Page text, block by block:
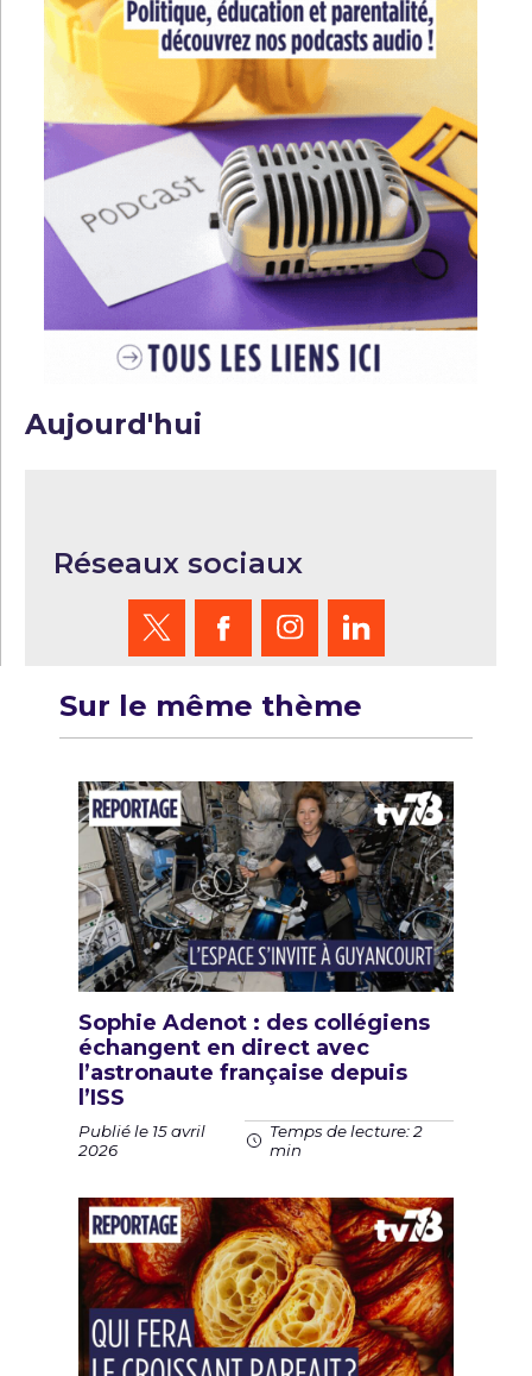
Aujourd'hui
Réseaux sociaux
Sur le même thème
Sophie Adenot : des collégiens
échangent en direct avec
l’astronaute française depuis
l’ISS
Publié le 15 avril
2026
Temps de lecture: 2
min